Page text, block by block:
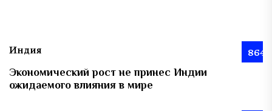
Индия 864
Экономический рост не принес Индии
ожидаемого влияния в мире